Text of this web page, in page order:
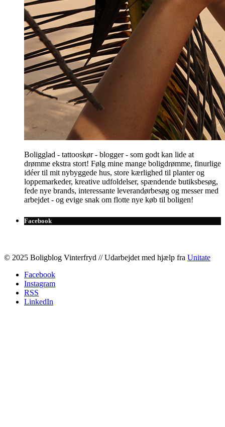
Boligglad - tattooskør - blogger - som godt kan lide at
drømme ekstra stort! Følg mine mange boligdrømme, finurlige
idéer til mit nybyggede hus, store kærlighed til planter og
loppemarkeder, kreative udfoldelser, spændende butiksbesøg,
fede nye brands, interessante leverandørbesøg og messer med
arbejdet - og evige snak om flotte nye køb til boligen!
Facebook
© 2025 Boligblog Vinterfryd // Udarbejdet med hjælp fra Unitate
Facebook
Instagram
RSS
LinkedIn